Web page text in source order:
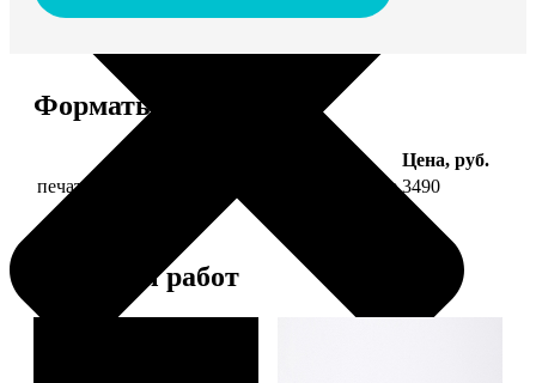
Форматы и цены
Цена, руб.
печать фото на холсте 30х60 на подрамнике 3490
Примеры работ